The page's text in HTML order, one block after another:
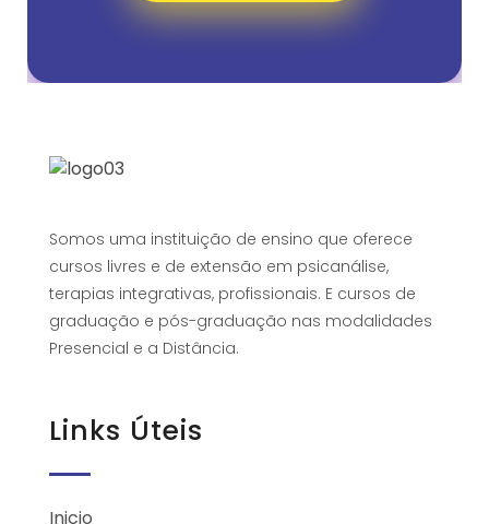
Somos uma instituição de ensino que oferece
cursos livres e de extensão em psicanálise,
terapias integrativas, profissionais. E cursos de
graduação e pós-graduação nas modalidades
Presencial e a Distância.
Links Úteis
Inicio